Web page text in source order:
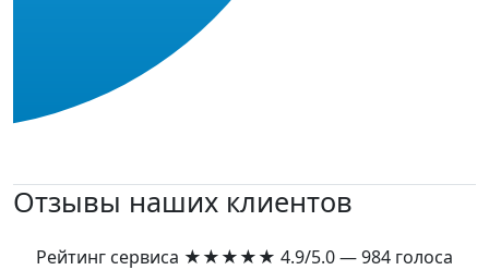
Отзывы наших клиентов
Рейтинг сервиса ★★★★★ 4.9/5.0 — 984 голоса